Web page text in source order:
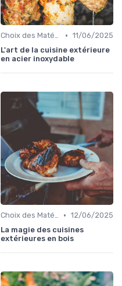
Choix des Matériaux et du Design • 11/06/2025
L'art de la cuisine extérieure
en acier inoxydable
Choix des Matériaux et du Design • 12/06/2025
La magie des cuisines
extérieures en bois